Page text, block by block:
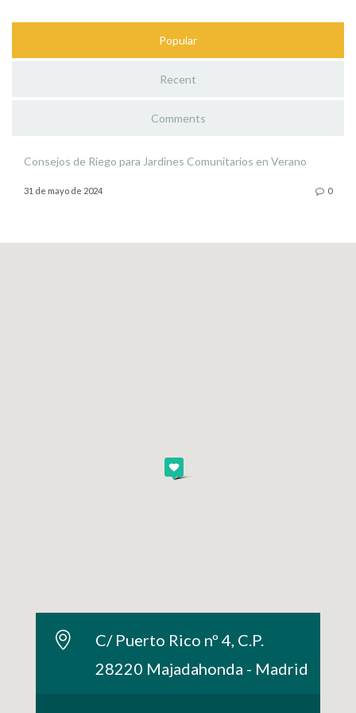
Popular
Recent
Comments
Consejos de Riego para Jardines Comunitarios en Verano
31 de mayo de 2024 0
C/ Puerto Rico nº 4, C.P.
28220 Majadahonda - Madrid